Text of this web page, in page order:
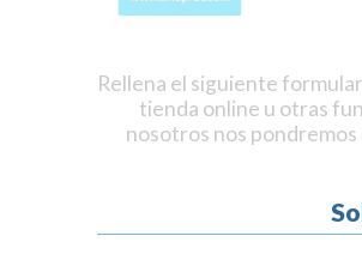
Rellena el siguiente
tienda online u otras
nosotros nos